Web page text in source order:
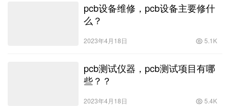
pcb设备维修，pcb设备主要修什
么？
2023年4月18日 5.1K
pcb测试仪器，pcb测试项目有哪
些？？
2023年4月18日 5.4K